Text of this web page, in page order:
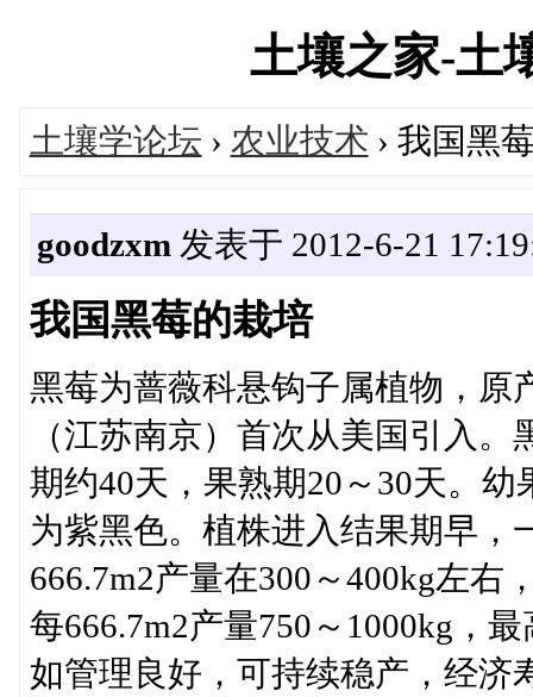
土壤之家-土
土壤学论坛 › 农业技术 › 我国黑
goodzxm 发表于 2012-6-21
我国黑莓的栽培
黑莓为蔷薇科悬钩子属植物，原
（江苏南京）首次从美国引入
期约40天，果熟期20～30天。
为紫黑色。植株进入结果期早，
666.7m2产量在300～400kg左右
每666.7m2产量750～1000kg，
如管理良好，可持续稳产，经济